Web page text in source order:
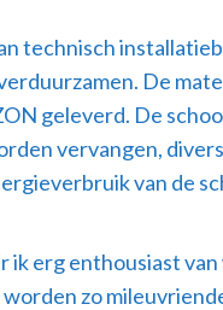
technisch
De
geleverd. De
vervangen,
van de
erg enthousiast
zo